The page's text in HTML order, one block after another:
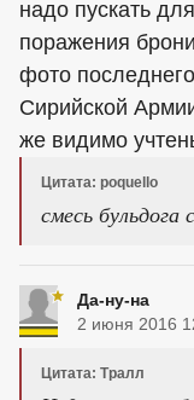
надо пускать
поражения
фото
Сирийской
же видимо
Цитата: poquello
смесь бульдога
Да-ну-на
2 июня 2016
Цитата: Тралл